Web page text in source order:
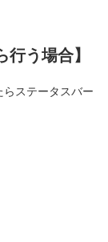
行う場合】
ステータスバー